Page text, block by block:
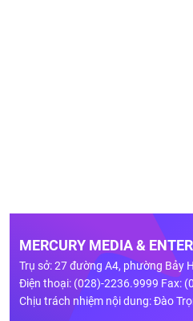
MERCURY MEDIA &
Trụ sở: 27 đường A4, phường Bảy
Điện thoại: (028)-2236.9999 Fax:
Chịu trách nhiệm nội dung: Đào